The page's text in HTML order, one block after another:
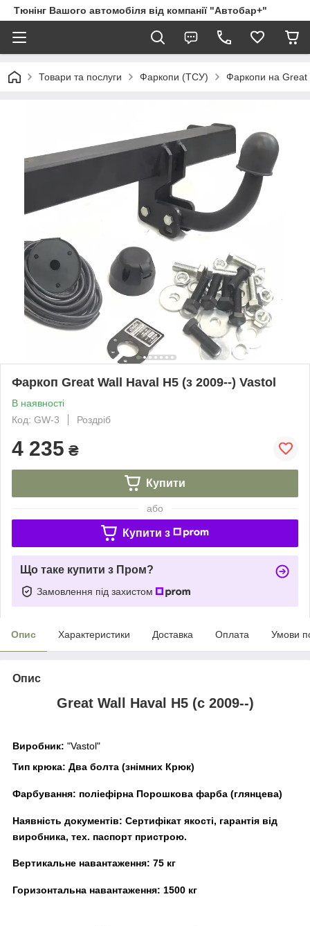
Тюнінг Вашого автомобіля від компанії "Автобар+"
Товари та послуги Фаркопи (ТСУ) Фаркопи на Great
Фаркоп Great Wall Haval H5 (з 2009--) Vastol
В наявності
Код: GW-3
Роздріб
4 235 ₴
Купити
або
Купити з
Що таке купити з Пром?
Замовлення під захистом
Опис Характеристики Доставка Оплата Умови
Опис
Great Wall Haval H5 (c 2009--)
Виробник: "Vastol"
Тип крюка: Два болта (знімних Крюк)
Фарбування: поліефірна Порошкова фарба (глянцева)
Наявність документів: Сертифікат якості, гарантія від
виробника, тех. паспорт пристрою.
Вертикальне навантаження: 75 кг
Горизонтальна навантаження: 1500 кг